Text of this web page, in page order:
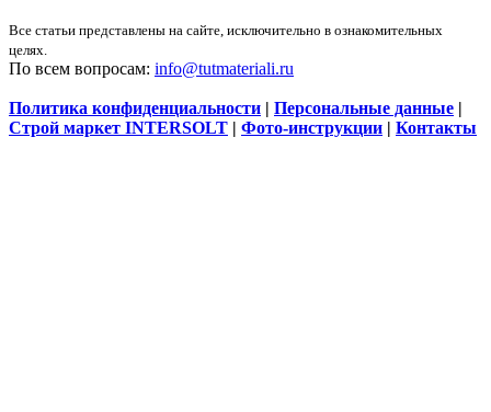
Все статьи представлены на сайте, исключительно в ознакомительных
целях.
По всем вопросам: info@tutmateriali.ru
Политика конфиденциальности | Персональные данные |
Строй маркет INTERSOLT | Фото-инструкции | Контакты